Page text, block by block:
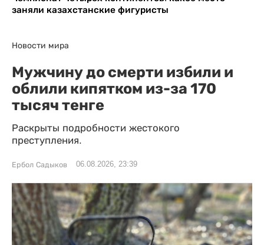
заняли казахстанские фигуристы
Новости мира
Мужчину до смерти избили и
облили кипятком из-за 170
тысяч тенге
Раскрыты подробности жестокого
преступления.
Ербол Садыков 06.08.2026, 23:39